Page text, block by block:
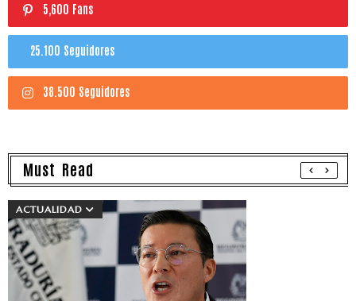
5,600 Fans
25.100 Seguidores
38.500 Seguidores
Must Read
ACTUALIDAD